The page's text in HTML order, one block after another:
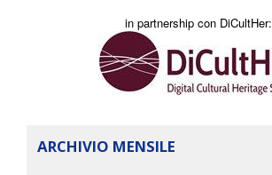
in partnership con DiCultHer:
ARCHIVIO MENSILE